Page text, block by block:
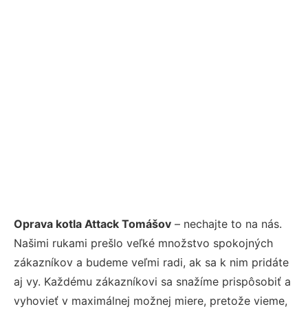
Oprava kotla Attack Tomášov – nechajte to na nás.
Našimi rukami prešlo veľké množstvo spokojných
zákazníkov a budeme veľmi radi, ak sa k nim pridáte
aj vy. Každému zákazníkovi sa snažíme prispôsobiť a
vyhovieť v maximálnej možnej miere, pretože vieme,